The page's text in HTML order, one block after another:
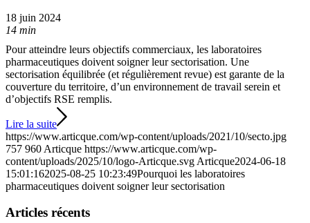
18 juin 2024
14 min
Pour atteindre leurs objectifs commerciaux, les laboratoires
pharmaceutiques doivent soigner leur sectorisation. Une
sectorisation équilibrée (et régulièrement revue) est garante de la
couverture du territoire, d’un environnement de travail serein et
d’objectifs RSE remplis.
Lire la suite
https://www.articque.com/wp-content/uploads/2021/10/secto.jpg
757 960 Articque https://www.articque.com/wp-
content/uploads/2025/10/logo-Articque.svg Articque2024-06-18
15:01:162025-08-25 10:23:49Pourquoi les laboratoires
pharmaceutiques doivent soigner leur sectorisation
Articles récents